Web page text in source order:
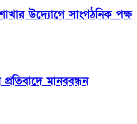
উদ্যোগে সাংগঠনিক পক্ষ
প্রতিবাদে মানববন্ধন